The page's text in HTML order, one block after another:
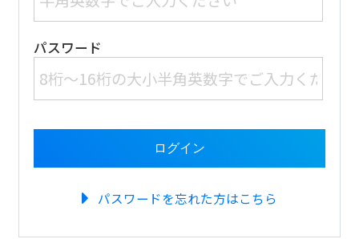
パスワード
パスワードを忘れた方はこちら